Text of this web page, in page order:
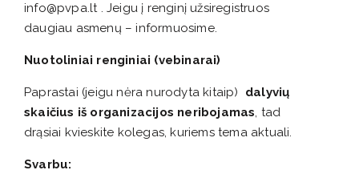
info@pvpa.lt . Jeigu į renginį užsiregistruos
daugiau asmenų – informuosime.
Nuotoliniai renginiai (vebinarai)
Paprastai (jeigu nėra nurodyta kitaip) dalyvių
skaičius iš organizacijos neribojamas, tad
drąsiai kvieskite kolegas, kuriems tema aktuali.
Svarbu: